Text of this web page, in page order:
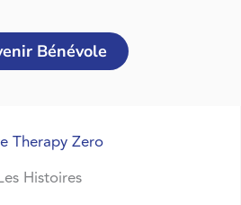
Bénévole
Therapy Zero
Histoires